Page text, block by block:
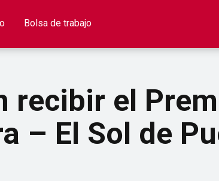
Bolsa de trabajo
recibir el
– El Sol de